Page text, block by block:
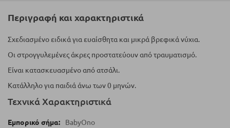
Περιγραφή και χαρακτηριστικά
Σχεδιασμένο ειδικά για ευαίσθητα και μικρά βρεφικά νύχια.
Οι στρογγυλεμένες άκρες προστατεύουν από τραυματισμό.
Είναι κατασκευασμένο από ατσάλι.
Κατάλληλο για παιδιά άνω των 0 μηνών.
Τεχνικά Χαρακτηριστικά
BabyOno